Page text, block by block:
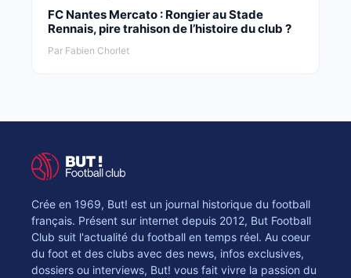
FC Nantes Mercato : Rongier au Stade
Rennais, pire trahison de l’histoire du club ?
Par Fabien Chorlet
Crée en 1969, But! est un journal historique du football
français. Présent sur internet depuis 2012, But Football
Club suit l'actualité du football en temps réel. Au coeur
du foot et des clubs avec des news, infos exclusives,
dossiers ou interviews, But! vous fait vivre la passion du